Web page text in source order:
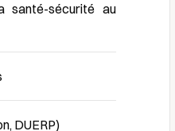
santé-sécurité au
DUERP)